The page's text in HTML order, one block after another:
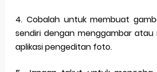
4. Cobalah untuk membuat
sendiri dengan menggambar atau
aplikasi pengeditan foto.